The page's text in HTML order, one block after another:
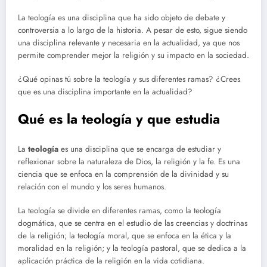
La teología es una disciplina que ha sido objeto de debate y
controversia a lo largo de la historia. A pesar de esto, sigue siendo
una disciplina relevante y necesaria en la actualidad, ya que nos
permite comprender mejor la religión y su impacto en la sociedad.
¿Qué opinas tú sobre la teología y sus diferentes ramas? ¿Crees
que es una disciplina importante en la actualidad?
Qué es la teología y que estudia
La teología es una disciplina que se encarga de estudiar y
reflexionar sobre la naturaleza de Dios, la religión y la fe. Es una
ciencia que se enfoca en la comprensión de la divinidad y su
relación con el mundo y los seres humanos.
La teología se divide en diferentes ramas, como la teología
dogmática, que se centra en el estudio de las creencias y doctrinas
de la religión; la teología moral, que se enfoca en la ética y la
moralidad en la religión; y la teología pastoral, que se dedica a la
aplicación práctica de la religión en la vida cotidiana.